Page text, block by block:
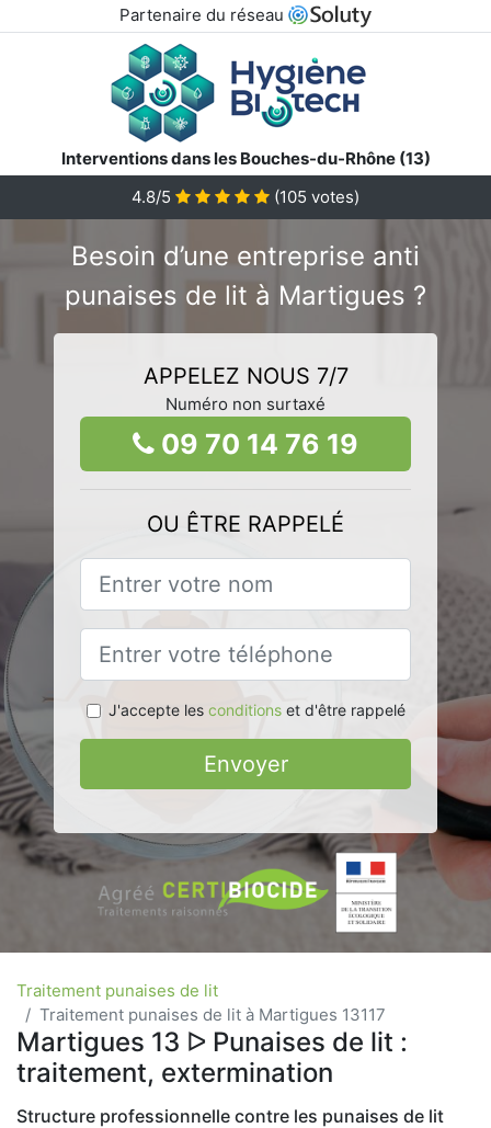
Partenaire du réseau
Interventions dans les Bouches-du-Rhône (13)
4.8/5
(105 votes)
Besoin d’une entreprise anti
punaises de lit à Martigues ?
APPELEZ NOUS 7/7
Numéro non surtaxé
09 70 14 76 19
OU ÊTRE RAPPELÉ
J'accepte les conditionset d'être rappelé
Envoyer
Traitement punaises de lit
Traitement punaises de lit à Martigues 13117
Martigues 13 ᐅ Punaises de lit :
traitement, extermination
Structure professionnelle contre les punaises de lit